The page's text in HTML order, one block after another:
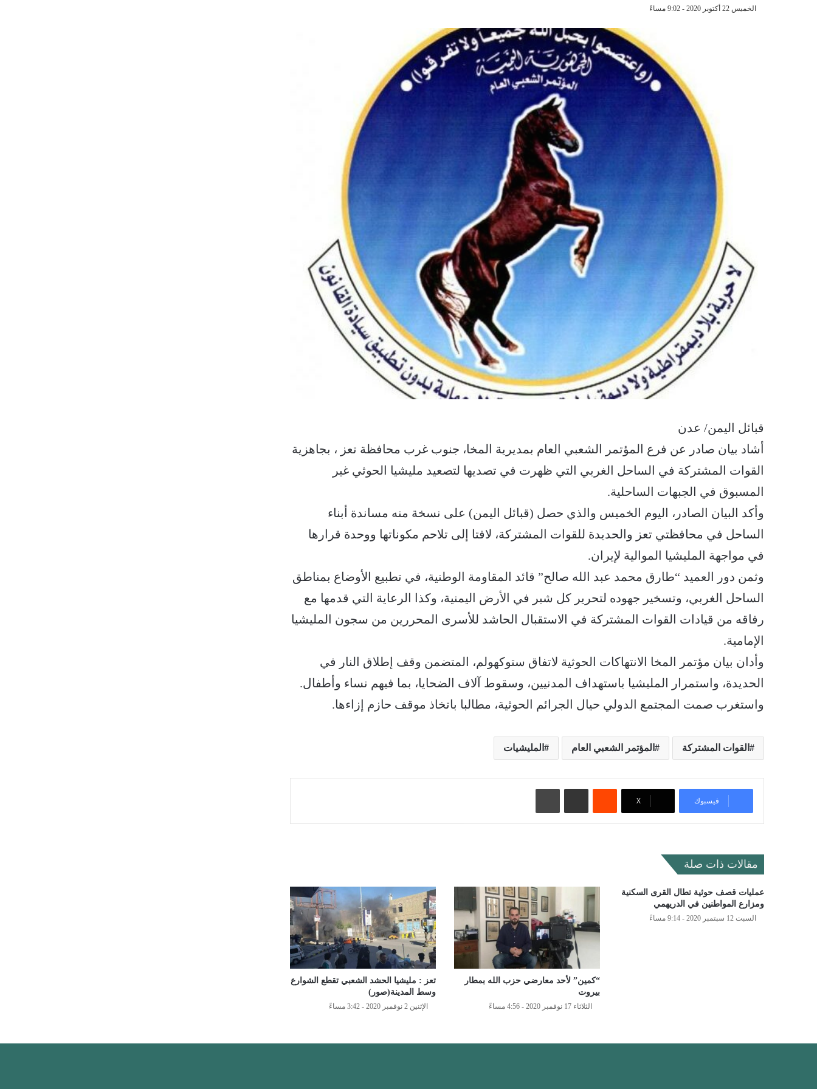
الخميس 22 أكتوبر 2020 - 9:02 مساءً
قبائل اليمن/ عدن
أشاد بيان صادر عن فرع المؤتمر الشعبي العام بمديرية المخا، جنوب غرب محافظة تعز ، بجاهزية
القوات المشتركة في الساحل الغربي التي ظهرت في تصديها لتصعيد مليشيا الحوثي غير
المسبوق في الجبهات الساحلية.
وأكد البيان الصادر، اليوم الخميس والذي حصل (قبائل اليمن) على نسخة منه مساندة أبناء
الساحل في محافظتي تعز والحديدة للقوات المشتركة، لافتا إلى تلاحم مكوناتها ووحدة قرارها
في مواجهة المليشيا الموالية لإيران.
وثمن دور العميد “طارق محمد عبد الله صالح” قائد المقاومة الوطنية، في تطبيع الأوضاع بمناطق
الساحل الغربي، وتسخير جهوده لتحرير كل شبر في الأرض اليمنية، وكذا الرعاية التي قدمها مع
رفاقه من قيادات القوات المشتركة في الاستقبال الحاشد للأسرى المحررين من سجون المليشيا
الإمامية.
وأدان بيان مؤتمر المخا الانتهاكات الحوثية لاتفاق ستوكهولم، المتضمن وقف إطلاق النار في
الحديدة، واستمرار المليشيا باستهداف المدنيين، وسقوط آلاف الضحايا، بما فيهم نساء وأطفال.
واستغرب صمت المجتمع الدولي حيال الجرائم الحوثية، مطالبا باتخاذ موقف حازم إزاءها.
القوات المشتركة المؤتمر الشعبي العام المليشيات
فيسبوك ‫X
مقالات ذات صلة
عمليات قصف حوثية تطال القرى السكنية
ومزارع المواطنين في الدريهمي
السبت 12 سبتمبر 2020 - 9:14 مساءً
“كمين” لأحد معارضي حزب الله بمطار
بيروت
الثلاثاء 17 نوفمبر 2020 - 4:56 مساءً
تعز : مليشيا الحشد الشعبي تقطع الشوارع
وسط المدينة(صور)
الإثنين 2 نوفمبر 2020 - 3:42 مساءً